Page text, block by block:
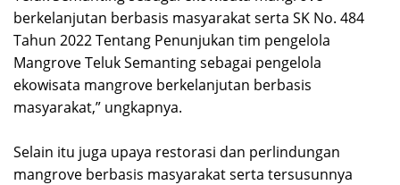
berkelanjutan berbasis masyarakat serta SK No. 484
Tahun 2022 Tentang Penunjukan tim pengelola
Mangrove Teluk Semanting sebagai pengelola
ekowisata mangrove berkelanjutan berbasis
masyarakat,” ungkapnya.
Selain itu juga upaya restorasi dan perlindungan
mangrove berbasis masyarakat serta tersusunnya